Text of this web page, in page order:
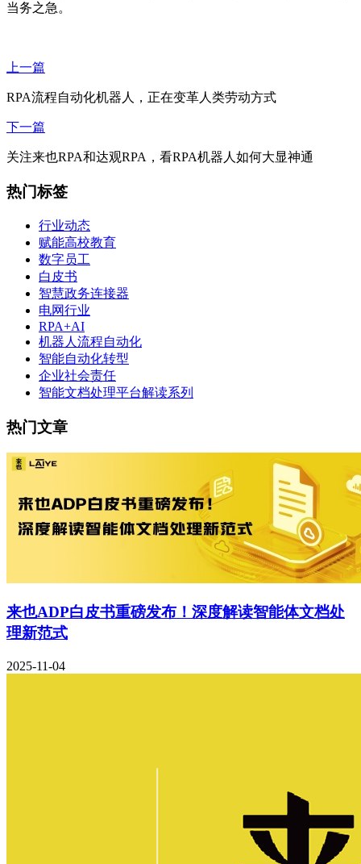
当务之急。
上一篇
RPA流程自动化机器人，正在变革人类劳动方式
下一篇
关注来也RPA和达观RPA，看RPA机器人如何大显神通
热门标签
行业动态
赋能高校教育
数字员工
白皮书
智慧政务连接器
电网行业
RPA+AI
机器人流程自动化
智能自动化转型
企业社会责任
智能文档处理平台解读系列
热门文章
来也ADP白皮书重磅发布！深度解读智能体文档处
理新范式
2025-11-04